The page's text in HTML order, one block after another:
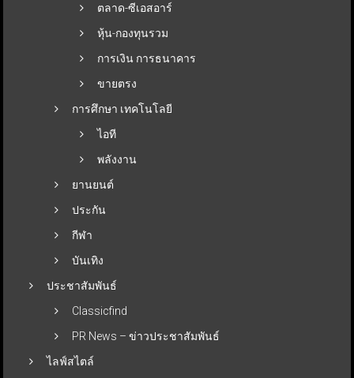
ตลาด-ซีเอสอาร์
หุ้น-กองทุนรวม
การเงิน การธนาคาร
ขายตรง
การศึกษา เทคโนโลยี
ไอที
พลังงาน
ยานยนต์
ประกัน
กีฬา
บันเทิง
ประชาสัมพันธ์
Classicfind
PR News – ข่าวประชาสัมพันธ์
ไลฟ์สไตล์